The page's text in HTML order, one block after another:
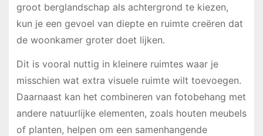
groot berglandschap als achtergrond te kiezen,
kun je een gevoel van diepte en ruimte creëren dat
de woonkamer groter doet lijken.
Dit is vooral nuttig in kleinere ruimtes waar je
misschien wat extra visuele ruimte wilt toevoegen.
Daarnaast kan het combineren van fotobehang met
andere natuurlijke elementen, zoals houten meubels
of planten, helpen om een samenhangende